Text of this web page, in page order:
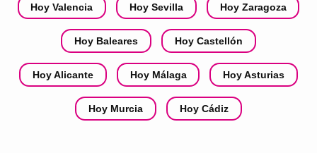
Hoy Valencia Hoy Sevilla Hoy Zaragoza
Hoy Baleares Hoy Castellón
Hoy Alicante Hoy Málaga Hoy Asturias
Hoy Murcia Hoy Cádiz